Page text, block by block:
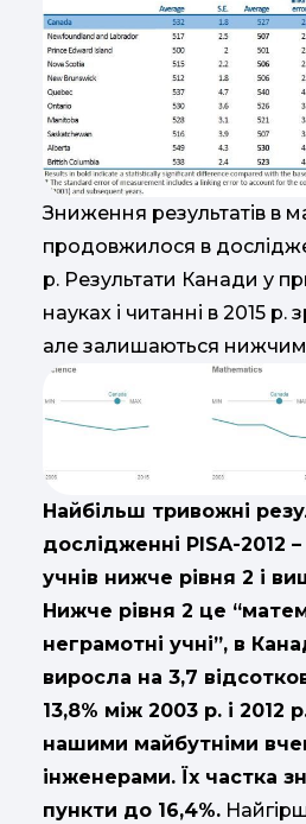
Зниження результатів в
продовжилося в
р. Результати Канади у
науках і читанні в 2015 р.
але залишаються
Найбільш тривожні
дослідженні PISA-2012
учнів нижче рівня 2 і
Нижче рівня 2 це
неграмотні учні”, в
виросла на 3,7
13,8% між 2003 р. і 2012
нашими майбутніми
інженерами. Їх частка
пункти до 16,4%.